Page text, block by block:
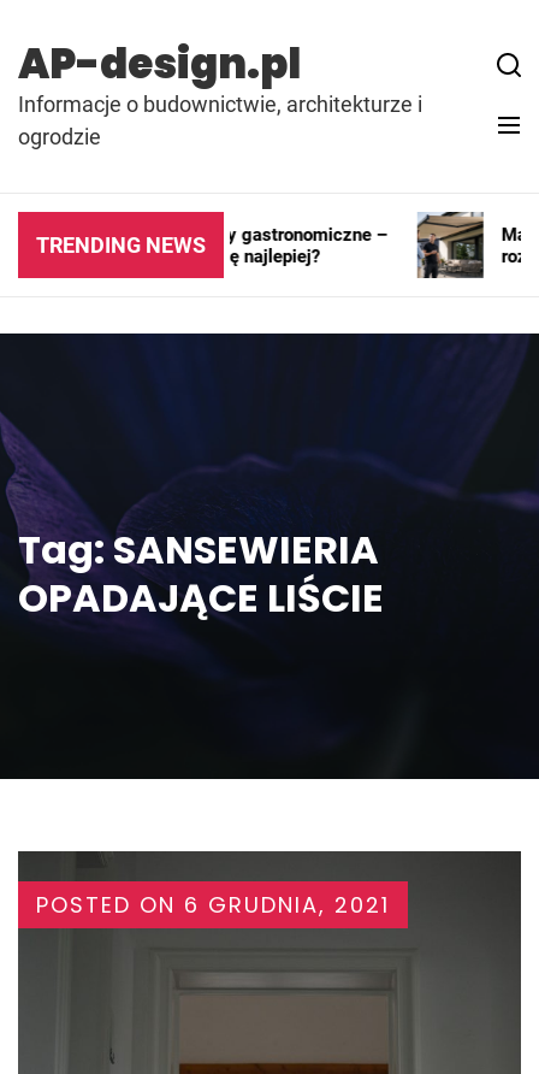
content
AP-design.pl
Informacje o budownictwie, architekturze i
ogrodzie
TRENDING NEWS
Kontenery i pawilony gastronomiczne –
gdzie sprawdzają się najlepiej?
Tag:SANSEWIERIA
OPADAJĄCE LIŚCIE
POSTED ON 6 GRUDNIA, 2021